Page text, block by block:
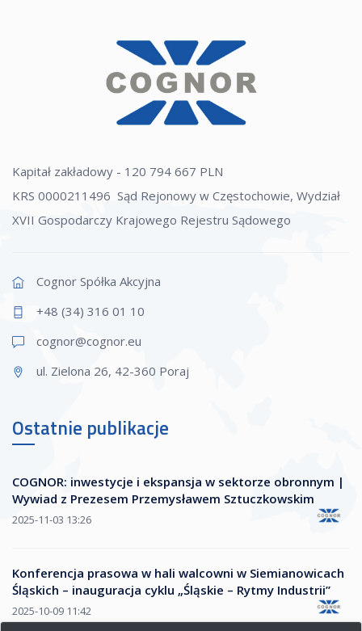
Kapitał zakładowy - 120 794 667 PLN
KRS 0000211496 Sąd Rejonowy w Częstochowie, Wydział
XVII Gospodarczy Krajowego Rejestru Sądowego
Cognor Spółka Akcyjna
+48 (34) 316 01 10
cognor@cognor.eu
ul. Zielona 26, 42-360 Poraj
Ostatnie publikacje
COGNOR: inwestycje i ekspansja w sektorze obronnym |
Wywiad z Prezesem Przemysławem Sztuczkowskim
2025-11-03 13:26
Konferencja prasowa w hali walcowni w Siemianowicach
Śląskich – inauguracja cyklu „Śląskie – Rytmy Industrii”
2025-10-09 11:42